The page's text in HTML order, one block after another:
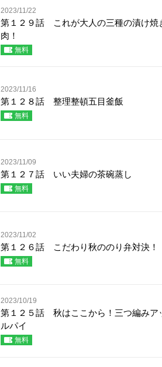
2023/11/22
第１２９話 これが大人の三種の漬け焼
肉！
無料
2023/11/16
第１２８話 整理整頓五目釜飯
無料
2023/11/09
第１２７話 いい夫婦の茶碗蒸し
無料
2023/11/02
第１２６話 こだわり秋ののり弁対決！
無料
2023/10/19
第１２５話 秋はここから！三つ編みア
ルパイ
無料